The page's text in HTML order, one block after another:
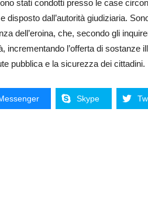
stati condotti presso le case
disposto dall’autorità giudiziaria.
dell’eroina, che, secondo gli
l’offerta di sostanze
pubblica e la sicurezza dei cittadini.
Skype